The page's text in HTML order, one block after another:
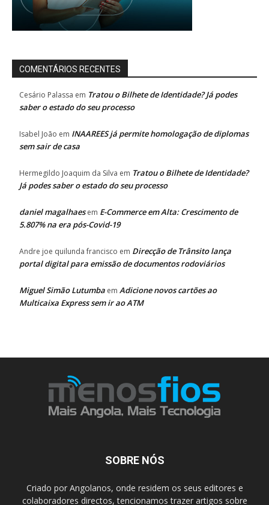
COMENTÁRIOS RECENTES
Cesário Palassa em Tratou o Bilhete de Identidade? Já podes
saber o estado do seu processo
Isabel João em INAAREES já permite homologação de diplomas
sem sair de casa
Hermegildo Joaquim da Silva em Tratou o Bilhete de Identidade?
Já podes saber o estado do seu processo
daniel magalhaesem E-Commerce em Alta: Crescimento de
5.807% na era pós-Covid-19
Andre joe quilunda francisco em Direcção de Trânsito lança
portal digital para emissão de documentos rodoviários
Miguel Simão Lutumba em Adicione novos cartões ao
Multicaixa Express sem ir ao ATM
SOBRE NÓS
Criado por Angolanos, onde residem os seus editores e
colaboradores directos, tencionamos trazer artigos sobre